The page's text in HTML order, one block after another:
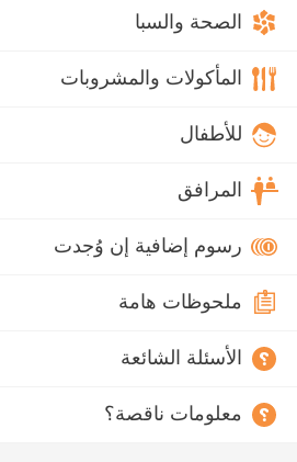
الصحة والسبا
المأكولات والمشروبات
للأطفال
المرافق
رسوم إضافية إن وُجدت
ملحوظات هامة
الأسئلة الشائعة
معلومات ناقصة؟